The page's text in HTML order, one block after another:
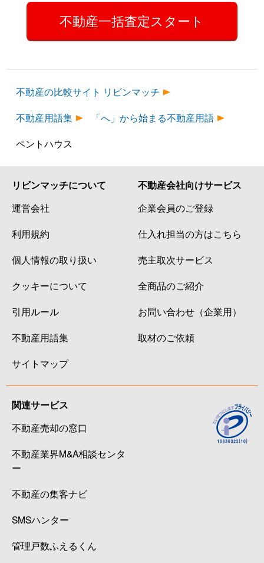
不動産一括査定スタート
不動産の比較サイト リビンマッチ
不動産用語集
「へ」から始まる不動産用語
ペントハウス
リビンマッチについて
運営会社
利用規約
個人情報の取り扱い
クッキーについて
引用ルール
不動産用語集
サイトマップ
不動産会社向けサービス
企業会員のご登録
仕入れ担当の方はこちら
売主取次サービス
全商品のご紹介
お問い合わせ（企業用）
取材のご依頼
関連サービス
不動産売却の窓口
不動産業界M&A相談センタ
ー
不動産の集客ナビ
SMSハンター
管理戸数ふえるくん